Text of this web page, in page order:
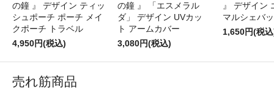
の鐘 』 デザイン ティッ
シュポーチ ポーチ メイ
クポーチ トラベル
4,950円(税込)
の鐘 』 「エスメラル
ダ」 デザイン UVカッ
ト アームカバー
3,080円(税込)
』 デザイン
マルシェバ
1,650円(税
売れ筋商品